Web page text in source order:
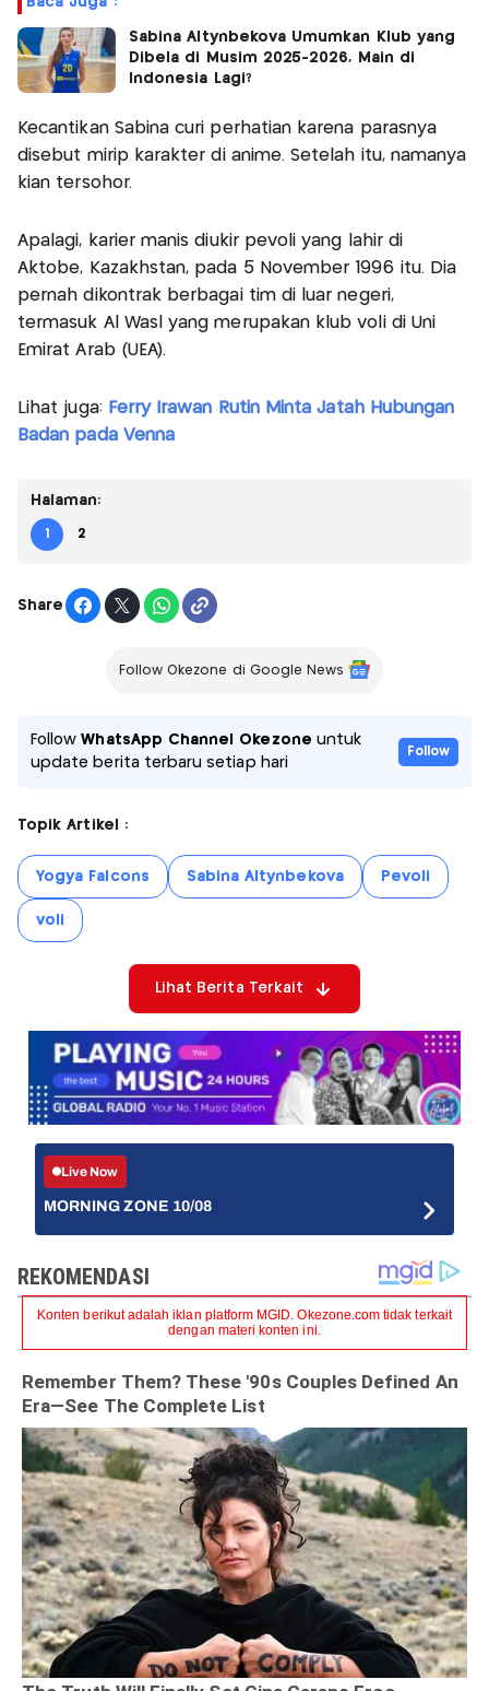
Sabina Altynbekova Umumkan Klub yang
Dibela di Musim 2025-2026, Main di
Indonesia Lagi?
Kecantikan Sabina curi perhatian karena parasnya
disebut mirip karakter di anime. Setelah itu, namanya
kian tersohor.
Apalagi, karier manis diukir pevoli yang lahir di
Aktobe, Kazakhstan, pada 5 November 1996 itu. Dia
pernah dikontrak berbagai tim di luar negeri,
termasuk Al Wasl yang merupakan klub voli di Uni
Emirat Arab (UEA).
Lihat juga: Ferry Irawan Rutin Minta Jatah Hubungan
Badan pada Venna
Halaman:
1 2
Share
Follow Okezone di Google News
FollowWhatsApp Channel Okezone untuk
update berita terbaru setiap hari
Follow
Topik Artikel :
Yogya Falcons Sabina Altynbekova Pevoli
voli
Lihat Berita Terkait
Live Now
MORNING ZONE 10/08